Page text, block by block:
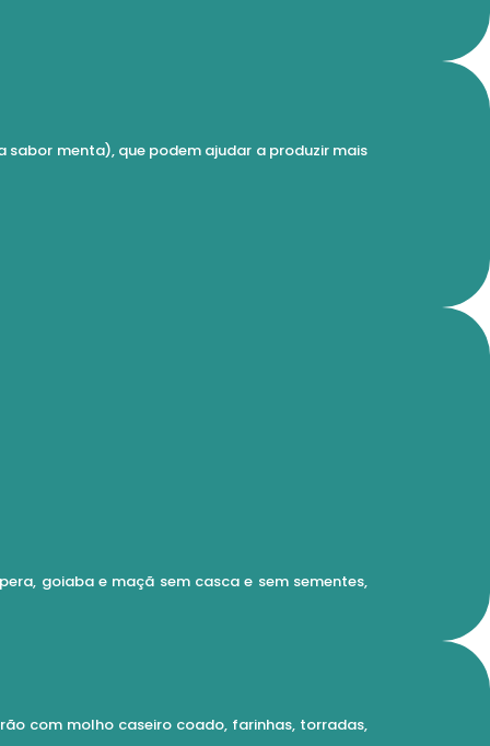
sabor menta), que podem ajudar a produzir mais
goiaba e maçã sem casca e sem sementes,
com molho caseiro coado, farinhas, torradas,